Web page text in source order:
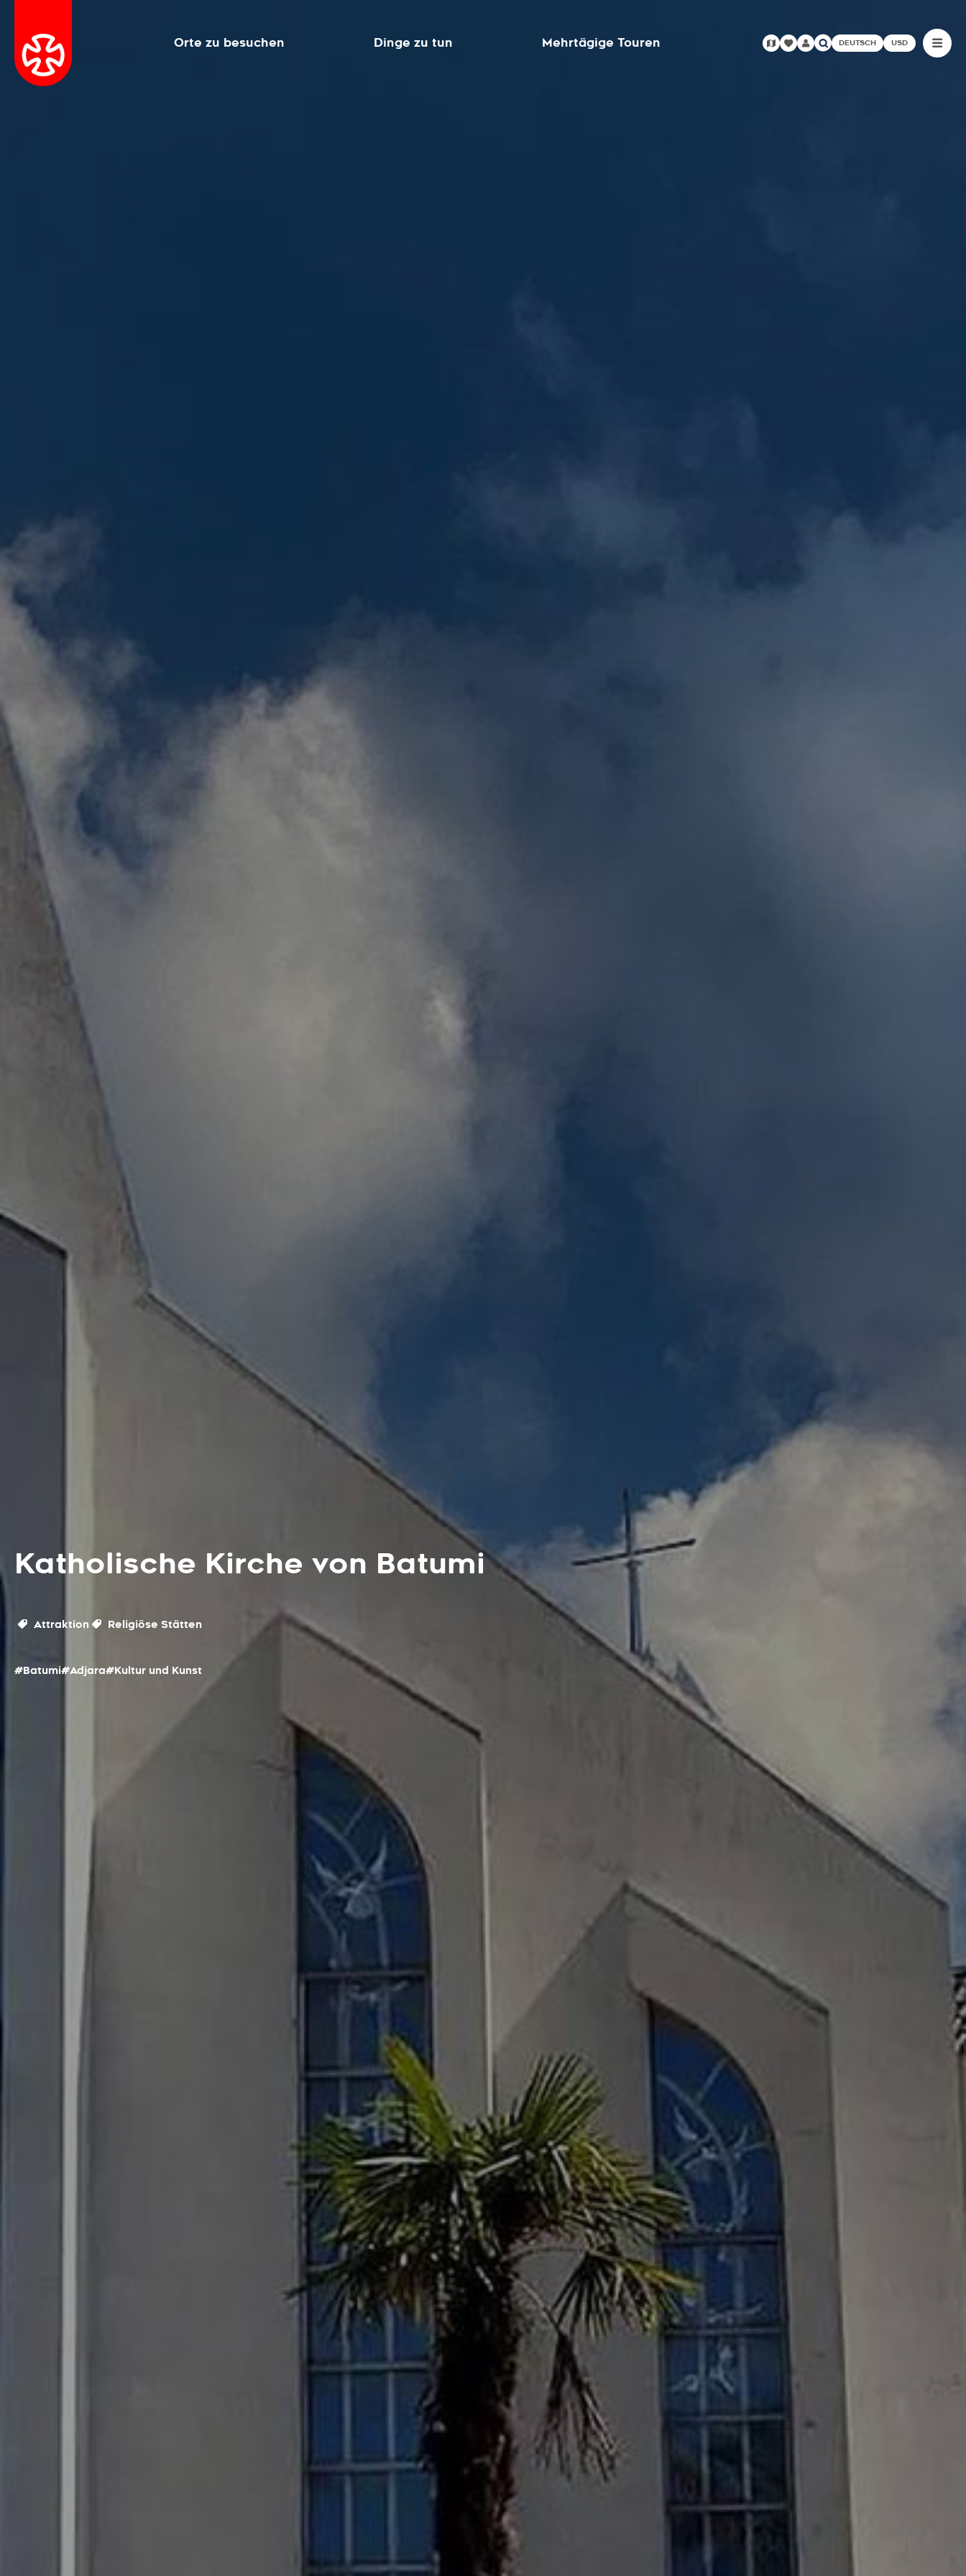
Orte zu besuchen Dinge zu tun Mehrtägige Touren DEUTSCH USD
Katholische Kirche von Batumi
Attraktion Religiöse Stätten
#Batumi#Adjara#Kultur und Kunst